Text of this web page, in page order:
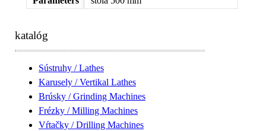
katalóg
Sústruhy / Lathes
Karusely / Vertikal Lathes
Brúsky / Grinding Machines
Frézky / Milling Machines
Vŕtačky / Drilling Machines